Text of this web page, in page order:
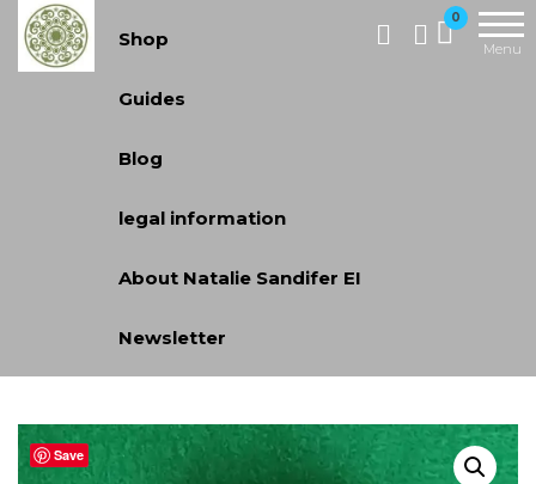
Jewellery
and Gifts |
cadeaux
faits à la
main
0
Menu
Shop
Guides
Blog
legal information
About Natalie Sandifer EI
Newsletter
Save